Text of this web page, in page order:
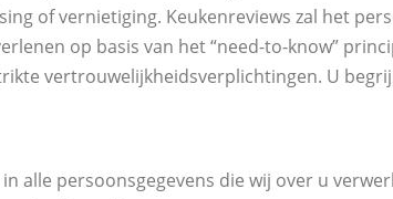
of vernietiging. Keukenreviews zal het
op basis van het “need-to-know”
vertrouwelijkheidsverplichtingen. U
alle persoonsgegevens die wij over u